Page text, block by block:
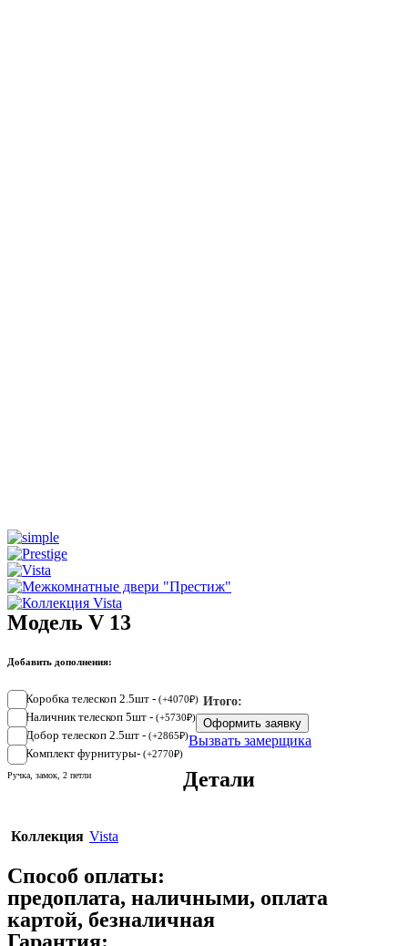
Модель V 13
Добавить дополнения:
Коробка телескоп 2.5шт - (+4070₽)
Наличник телескоп 5шт - (+5730₽)
Добор телескоп 2.5шт - (+2865₽)
Комплект фурнитуры- (+2770₽)
Ручка, замок, 2 петли
Итого:
Оформить заявку
Вызвать замерщика
Детали
Коллекция Vista
Способ оплаты:
предоплата, наличными, оплата
картой, безналичная